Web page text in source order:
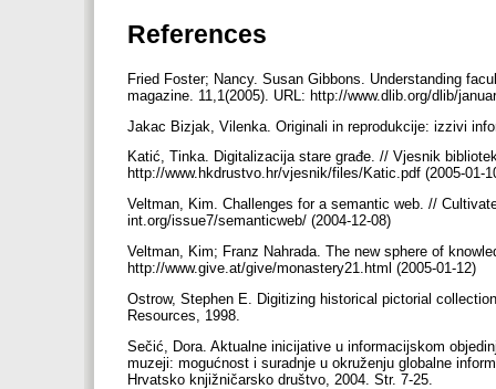
References
Fried Foster; Nancy. Susan Gibbons. Understanding
magazine. 11,1(2005). URL: http://www.dlib.org/dlib/
Jakac Bizjak, Vilenka. Originali in reprodukcije: izzivi
Katić, Tinka. Digitalizacija stare građe. // Vjesnik
http://www.hkdrustvo.hr/vjesnik/files/Katic.pdf (2005-01-
Veltman, Kim. Challenges for a semantic web. //
int.org/issue7/semanticweb/ (2004-12-08)
Veltman, Kim; Franz Nahrada. The new sphere of
http://www.give.at/give/monastery21.html (2005-01-12)
Ostrow, Stephen E. Digitizing historical pictorial
Resources, 1998.
Sečić, Dora. Aktualne inicijative u informacijskom
muzeji: mogućnost i suradnje u okruženju globalne
Hrvatsko knjižničarsko društvo, 2004. Str. 7-25.